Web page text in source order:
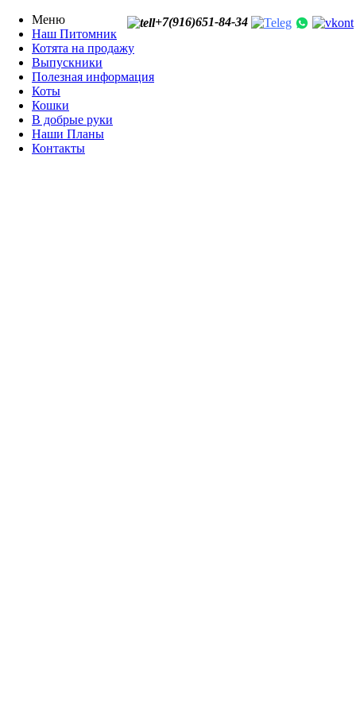
+7(916)651-84-34
Меню
Наш Питомник
Котята на продажу
Выпускники
Полезная информация
Коты
Кошки
В добрые руки
Наши Планы
Контакты